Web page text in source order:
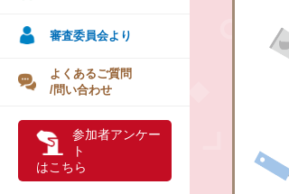
審査委員会より
よくあるご質問
/問い合わせ
参加者アンケー
ト
はこちら